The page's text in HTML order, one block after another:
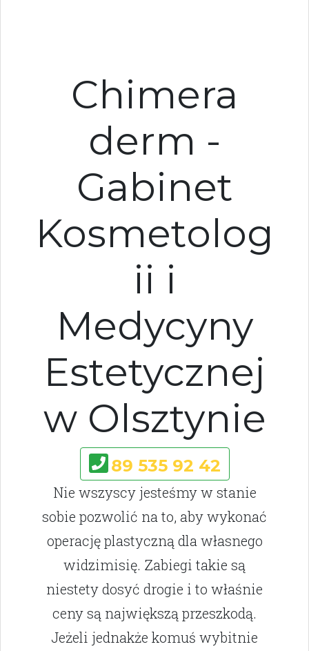
Chimera
derm -
Gabinet
Kosmetolog
ii i
Medycyny
Estetycznej
w Olsztynie
89 535 92 42
Nie wszyscy jesteśmy w stanie
sobie pozwolić na to, aby wykonać
operację plastyczną dla własnego
widzimisię. Zabiegi takie są
niestety dosyć drogie i to właśnie
ceny są największą przeszkodą.
Jeżeli jednakże komuś wybitnie